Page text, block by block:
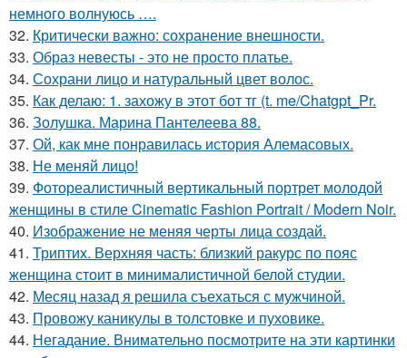
немного волнуюсь ….
32. Критически важно: сохранение внешности.
33. Образ невесты - это не просто платье.
34. Сохрани лицо и натуральный цвет волос.
35. Как делаю: 1. захожу в этот бот тг (t. me/Chatgpt_Pr.
36. Золушка. Марина Пантелеева 88.
37. Ой, как мне понравилась история Алемасовых.
38. Не меняй лицо!
39. Фотореалистичный вертикальный портрет молодой
женщины в стиле Cinematic Fashion Portrait / Modern Noir.
40. Изображение не меняя черты лица создай.
41. Триптих. Верхняя часть: близкий ракурс по пояс
женщина стоит в минималистичной белой студии.
42. Месяц назад я решила съехаться с мужчиной.
43. Провожу каникулы в толстовке и пуховике.
44. Негадание. Внимательно посмотрите на эти картинки